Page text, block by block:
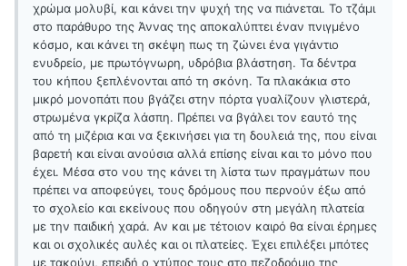
χρώμα μολυβί, και κάνει την ψυχή της να πιάνεται. Το τζάμι
στο παράθυρο της Άννας της αποκαλύπτει έναν πνιγμένο
κόσμο, και κάνει τη σκέψη πως τη ζώνει ένα γιγάντιο
ενυδρείο, με πρωτόγνωρη, υδρόβια βλάστηση. Τα δέντρα
του κήπου ξεπλένονται από τη σκόνη. Τα πλακάκια στο
μικρό μονοπάτι που βγάζει στην πόρτα γυαλίζουν γλιστερά,
στρωμένα γκρίζα λάσπη. Πρέπει να βγάλει τον εαυτό της
από τη μιζέρια και να ξεκινήσει για τη δουλειά της, που είναι
βαρετή και είναι ανούσια αλλά επίσης είναι και το μόνο που
έχει. Μέσα στο νου της κάνει τη λίστα των πραγμάτων που
πρέπει να αποφεύγει, τους δρόμους που περνούν έξω από
το σχολείο και εκείνους που οδηγούν στη μεγάλη πλατεία
με την παιδική χαρά. Αν και με τέτοιον καιρό θα είναι έρημες
και οι σχολικές αυλές και οι πλατείες. Έχει επιλέξει μπότες
με τακούνι, επειδή ο χτύπος τους στο πεζοδρόμιο της